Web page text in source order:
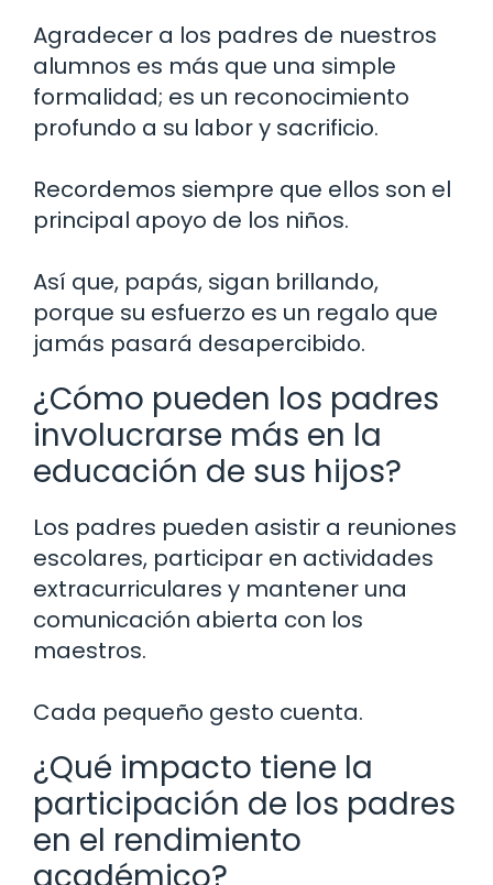
Agradecer a los padres de nuestros
alumnos es más que una simple
formalidad; es un reconocimiento
profundo a su labor y sacrificio.
Recordemos siempre que ellos son el
principal apoyo de los niños.
Así que, papás, sigan brillando,
porque su esfuerzo es un regalo que
jamás pasará desapercibido.
¿Cómo pueden los padres
involucrarse más en la
educación de sus hijos?
Los padres pueden asistir a reuniones
escolares, participar en actividades
extracurriculares y mantener una
comunicación abierta con los
maestros.
Cada pequeño gesto cuenta.
¿Qué impacto tiene la
participación de los padres
en el rendimiento